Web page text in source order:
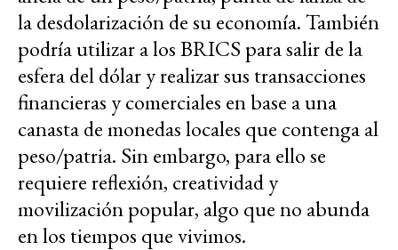
la desdolarización de su economía. También
podría utilizar a los BRICS para salir de la
esfera del dólar y realizar sus transacciones
financieras y comerciales en base a una
canasta de monedas locales que contenga al
peso/patria. Sin embargo, para ello se
requiere reflexión, creatividad y
movilización popular, algo que no abunda
en los tiempos que vivimos.